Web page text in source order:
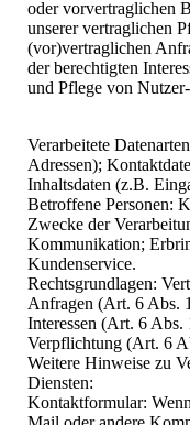
oder vorvertraglichen
unserer vertraglichen
(vor)vertraglichen
der berechtigten
und Pflege von
Verarbeitete
Adressen);
Inhaltsdaten (z.B.
Betroffene Personen:
Zwecke der
Kommunikation;
Kundenservice.
Rechtsgrundlagen:
Anfragen (Art. 6 Abs.
Interessen (Art. 6
Verpflichtung (Art. 6
Weitere Hinweise zu
Diensten:
Kontaktformular: